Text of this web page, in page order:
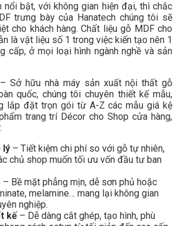
nổi bật, với không gian hiện đại, thì chắc
trưng bày của Hanatech chúng tôi sẽ
cho khách hàng. Chất liệu gỗ MDF cho
là vật liệu số 1 trong việc kiến tạo nên 1
cấp, ở mọi loại hình ngành nghề và sản
Sở hữu nhà máy sản xuất nội thất gỗ
quốc, chúng tôi chuyên thiết kế mẫu,
lắp đặt trọn gói từ A-Z các mẫu giá kệ
trang trí Décor cho Shop cửa hàng,
lý – Tiết kiệm chi phí so với gỗ tự nhiên,
chủ shop muốn tối ưu vốn đầu tư ban
– Bề mặt phẳng mịn, dễ sơn phủ hoặc
melamine… mang lại không gian
nghiệp.
kế– Dễ dàng cắt ghép, tạo hình, phù